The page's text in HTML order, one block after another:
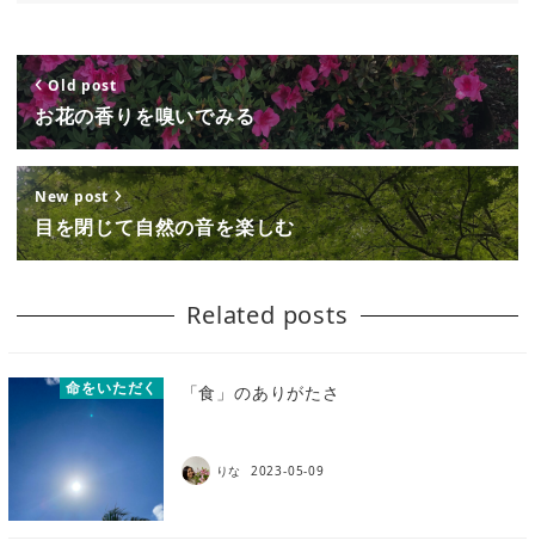
Old post
お花の香りを嗅いでみる
New post
目を閉じて自然の音を楽しむ
Related posts
命をいただく 「食」のありがたさ
りな 2023-05-09